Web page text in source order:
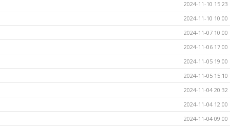
2024-11-10 15:23
2024-11-10 10:00
2024-11-07 10:00
2024-11-06 17:00
2024-11-05 19:00
2024-11-05 15:10
2024-11-04 20:32
2024-11-04 12:00
2024-11-04 09:00